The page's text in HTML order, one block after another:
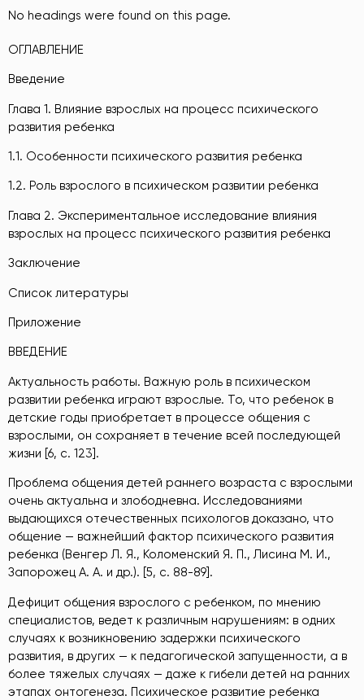
No headings were found on this page.
ОГЛАВЛЕНИЕ
Введение
Глава 1. Влияние взрослых на процесс психического
развития ребенка
1.1. Особенности психического развития ребенка
1.2. Роль взрослого в психическом развитии ребенка
Глава 2. Экспериментальное исследование влияния
взрослых на процесс психического развития ребенка
Заключение
Список литературы
Приложение
ВВЕДЕНИЕ
Актуальность работы. Важную роль в психическом
развитии ребенка играют взрослые. То, что ребенок в
детские годы приобретает в процессе общения с
взрослыми, он сохраняет в течение всей последующей
жизни [6, с. 123].
Проблема общения детей раннего возраста с взрослыми
очень актуальна и злободневна. Исследованиями
выдающихся отечественных психологов доказано, что
общение — важнейший фактор психического развития
ребенка (Венгер Л. Я., Коломенский Я. П., Лисина М. И.,
Запорожец А. А. и др.). [5, с. 88-89].
Дефицит общения взрослого с ребенком, по мнению
специалистов, ведет к различным нарушениям: в одних
случаях к возникновению задержки психического
развития, в других — к педагогической запущенности, а в
более тяжелых случаях — даже к гибели детей на ранних
этапах онтогенеза. Психическое развитие ребенка